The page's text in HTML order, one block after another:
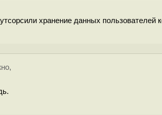
хранение данных пользователей